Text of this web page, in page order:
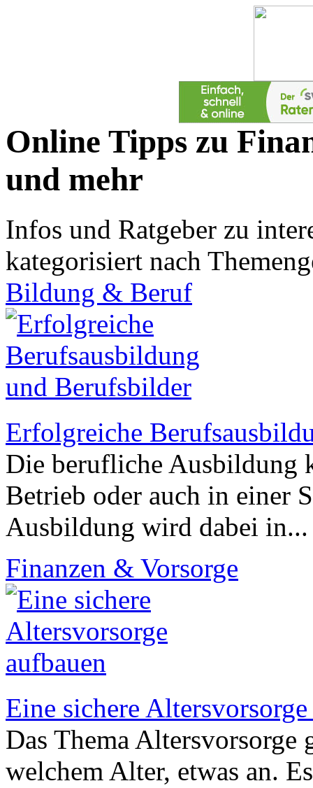
Online Tipps zu
und mehr
Infos und Ratgeber zu
kategorisiert nach
Bildung & Beruf
Erfolgreiche
Die berufliche Ausbildung
Betrieb oder auch in einer
Ausbildung wird dabei
Finanzen & Vorsorge
Eine sichere
Das Thema Altersvorsorge
welchem Alter, etwas an.